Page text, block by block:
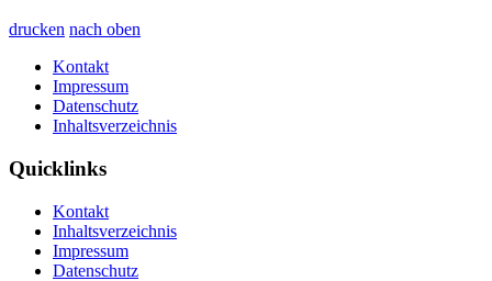
drucken nach oben
Kontakt
Impressum
Datenschutz
Inhaltsverzeichnis
Quicklinks
Kontakt
Inhaltsverzeichnis
Impressum
Datenschutz